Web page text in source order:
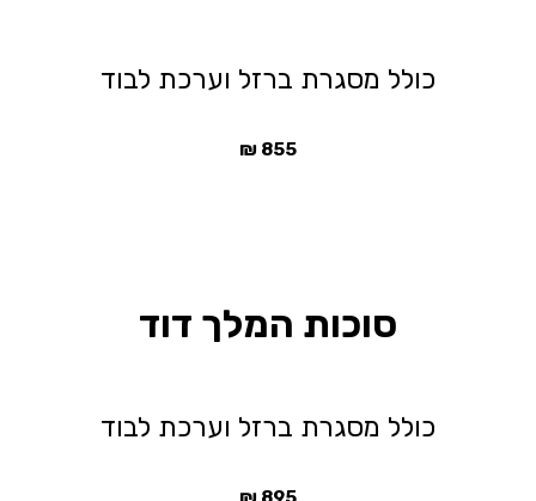
כולל מסגרת ברזל וערכת לבוד
855
₪
סוכות המלך דוד
כולל מסגרת ברזל וערכת לבוד